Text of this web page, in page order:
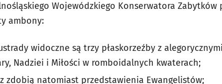
Wojewódzkiego Konserwatora Zabytków
ambony:
widoczne są trzy płaskorzeźby z
Nadziei i Miłości w romboidalnych kwaterach;
zdobią natomiast przedstawienia Ewangelistów;